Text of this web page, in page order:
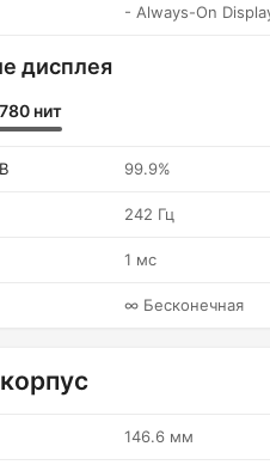
- Always-On
дисплея
нит
99.9%
242 Гц
1 мс
∞ Бесконечная
146.6 мм